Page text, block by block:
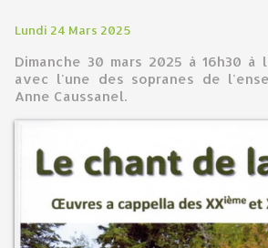
Lundi 24 Mars 2025
Dimanche 30 mars 2025 à 16h30 à
avec l'une des sopranes de
Anne Caussanel.